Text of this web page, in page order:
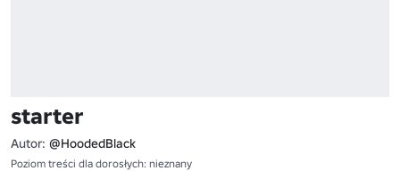
starter
Autor: @HoodedBlack
Poziom treści dla dorosłych: nieznany